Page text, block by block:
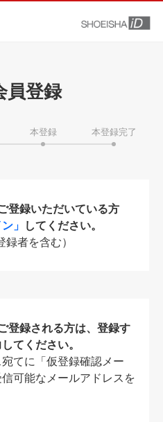
員登録
本登録 本登録完了
登録いただいている方
」 してください。
者を含む）
登録される方は、登録す
てください。
てに「仮登録確認メー
可能なメールアドレスを